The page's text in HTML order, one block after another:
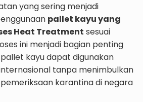
yang sering menjadi
pallet kayu yang
Heat Treatment sesuai
ini menjadi bagian penting
kayu dapat digunakan
tanpa menimbulkan
karantina di negara